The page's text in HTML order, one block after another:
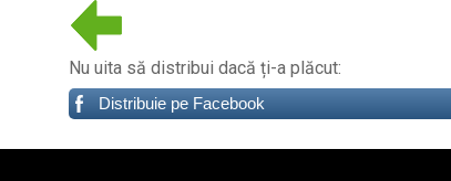
Nu uita să distribui dacă ți-a plăcut:
Distribuie pe Facebook